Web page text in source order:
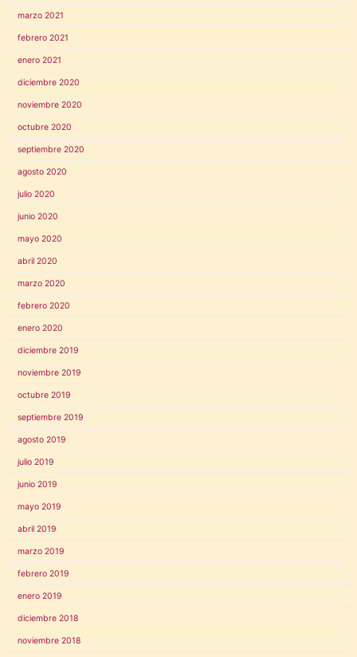
marzo 2021
febrero 2021
enero 2021
diciembre 2020
noviembre 2020
octubre 2020
septiembre 2020
agosto 2020
julio 2020
junio 2020
mayo 2020
abril 2020
marzo 2020
febrero 2020
enero 2020
diciembre 2019
noviembre 2019
octubre 2019
septiembre 2019
agosto 2019
julio 2019
junio 2019
mayo 2019
abril 2019
marzo 2019
febrero 2019
enero 2019
diciembre 2018
noviembre 2018